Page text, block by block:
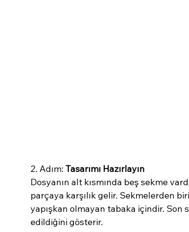
2. Adım: Tasarımı Hazırlayın
Dosyanın alt kısmında beş sekme
parçaya karşılık gelir. Sekmelerden
yapışkan olmayan tabaka içindir. Son
edildiğini gösterir.